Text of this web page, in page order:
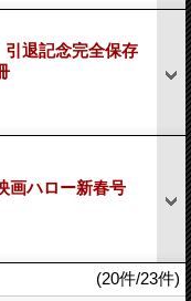
退記念完全保存
画ハロー新春号
(20件/23件)